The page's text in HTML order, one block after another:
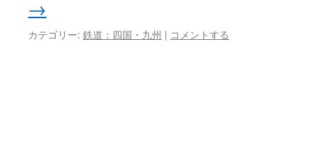
→
カテゴリー: 鉄道：四国・九州 | コメントする